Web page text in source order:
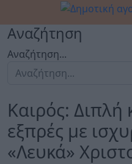
Αναζήτηση
Αναζήτηση...
Καιρός: Διπλή
εξπρές με
«Λευκά»